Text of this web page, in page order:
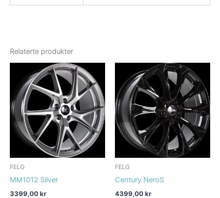
Relaterte produkter
FELG
MM1012 Silver
3399,00kr
FELG
Century NeroS
4399,00kr